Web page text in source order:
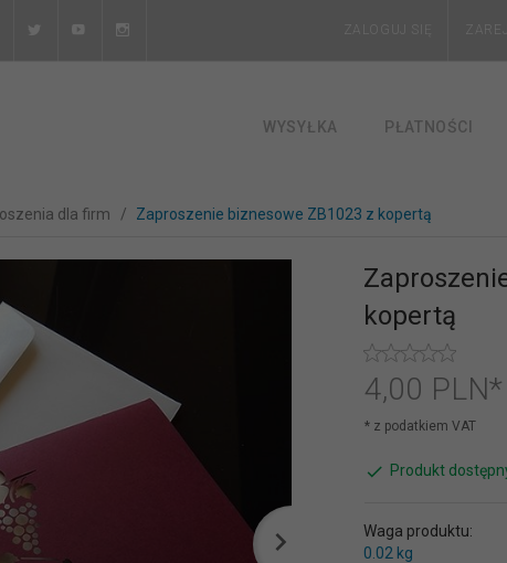
ZALOGUJ SIĘ
WYSYŁKA PŁATNOŚCI
dla firm Zaproszenie biznesowe ZB1023 z kopertą
kopertą
4,00 PLN*
* z podatkiem VAT
Produkt
Waga produktu:
0.02 kg